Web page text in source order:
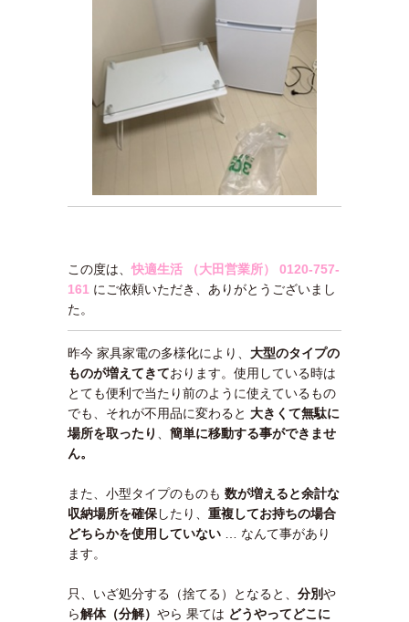
この度は、快適生活 （大田営業所）
0120-757-
161 にご依頼いただき、ありがとうございまし
た。
昨今 家具家電の多様化により、 大型のタイプの
ものが増えてきております。使用している時は
とても便利で当たり前のように使えているもの
でも、それが不用品に変わると 大きくて無駄に
場所を取ったり
簡単に移動する事ができませ
ん。
また、小型タイプのものも 数が増えると余計な
収納場所を確保したり、 重複してお持ちの場合
どちらかを使用していない … なんて事があり
ます。
只、いざ処分する（捨てる）となると、 分別や
ら解体（分解） やら 果ては どうやってどこに